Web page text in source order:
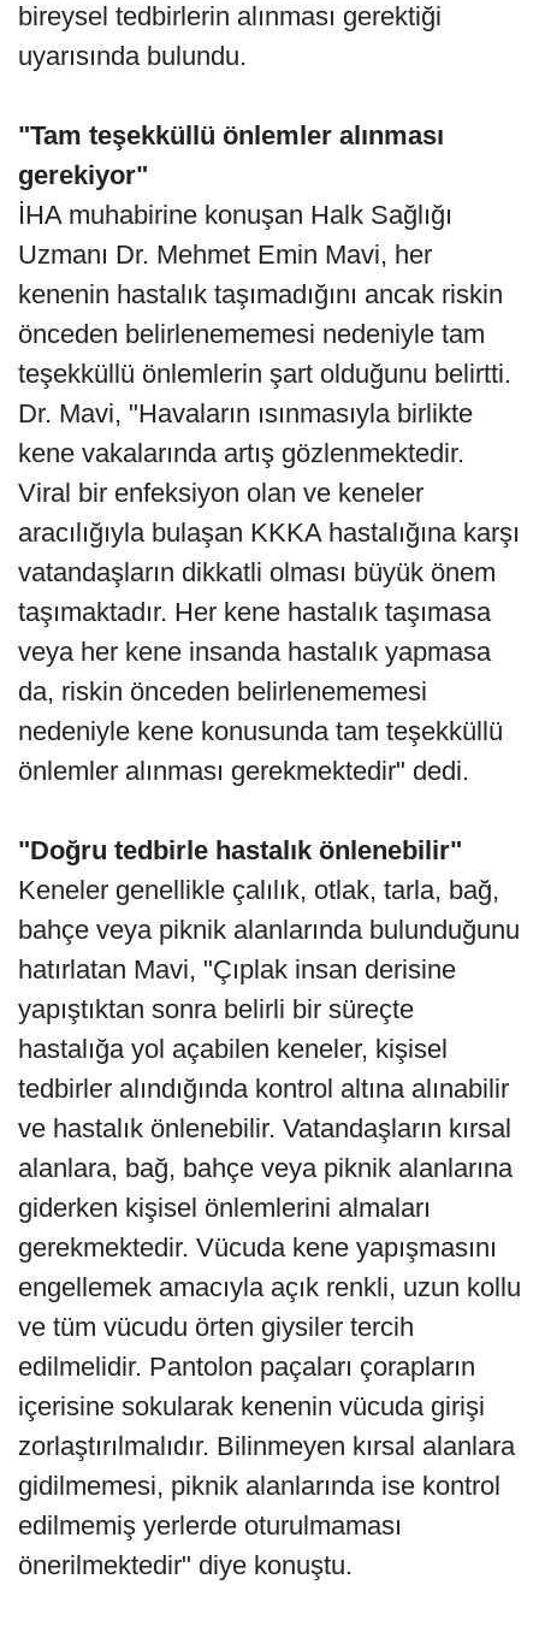
bireysel tedbirlerin alınması gerektiği
uyarısında bulundu.
"Tam teşekküllü önlemler alınması
gerekiyor"
İHA muhabirine konuşan Halk Sağlığı
Uzmanı Dr. Mehmet Emin Mavi, her
kenenin hastalık taşımadığını ancak riskin
önceden belirlenememesi nedeniyle tam
teşekküllü önlemlerin şart olduğunu belirtti.
Dr. Mavi, "Havaların ısınmasıyla birlikte
kene vakalarında artış gözlenmektedir.
Viral bir enfeksiyon olan ve keneler
aracılığıyla bulaşan KKKA hastalığına karşı
vatandaşların dikkatli olması büyük önem
taşımaktadır. Her kene hastalık taşımasa
veya her kene insanda hastalık yapmasa
da, riskin önceden belirlenememesi
nedeniyle kene konusunda tam teşekküllü
önlemler alınması gerekmektedir" dedi.
"Doğru tedbirle hastalık önlenebilir"
Keneler genellikle çalılık, otlak, tarla, bağ,
bahçe veya piknik alanlarında bulunduğunu
hatırlatan Mavi, "Çıplak insan derisine
yapıştıktan sonra belirli bir süreçte
hastalığa yol açabilen keneler, kişisel
tedbirler alındığında kontrol altına alınabilir
ve hastalık önlenebilir. Vatandaşların kırsal
alanlara, bağ, bahçe veya piknik alanlarına
giderken kişisel önlemlerini almaları
gerekmektedir. Vücuda kene yapışmasını
engellemek amacıyla açık renkli, uzun kollu
ve tüm vücudu örten giysiler tercih
edilmelidir. Pantolon paçaları çorapların
içerisine sokularak kenenin vücuda girişi
zorlaştırılmalıdır. Bilinmeyen kırsal alanlara
gidilmemesi, piknik alanlarında ise kontrol
edilmemiş yerlerde oturulmaması
önerilmektedir" diye konuştu.